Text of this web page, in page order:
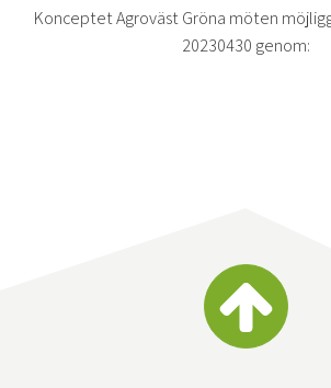
Konceptet Agroväst Gröna möten
20230430 genom: